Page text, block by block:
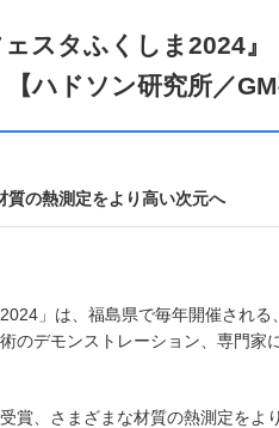
ェスタふくしま2024
ハドソン研究所／GM
質の熱測定をより高い次元へ
」は、福島県で毎年開催され
のデモンストレーション、専門
賞、さまざまな材質の熱測定をよ